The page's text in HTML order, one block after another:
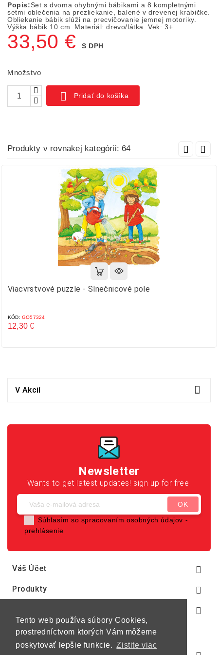
Tento web používa súbory Cookies,
prostredníctvom ktorých Vám môžeme
poskytovať lepšie funkcie. Zistite viac
Popis:Set s dvoma ohybnými bábikami a 8 kompletnými
setmi oblečenia na prezliekanie, balené v drevenej krabičke.
Obliekanie bábik slúži na precvičovanie jemnej motoriky.
Výška bábik 10 cm. Materiál: drevo/látka. Vek: 3+.
33,50 € S DPH
Množstvo
 Pridať do košíka
Produkty v rovnakej kategórii: 64
Viacvrstvové puzzle - Slnečnicové pole
KÓD: GO57324
12,30 €
V Akcií 
Newsletter
Wants to get latest updates! sign up for free.
Súhlasím so spracovaním osobných údajov -
prehlásenie
Váš Účet 
Produkty 
